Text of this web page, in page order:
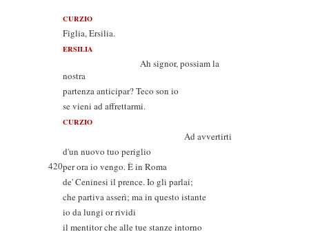
CURZIO
Figlia, Ersilia.
ERSILIA
Ah signor, possiam la
nostra
partenza anticipar? Teco son io
se vieni ad affrettarmi.
CURZIO
Ad avvertirti
d'un nuovo tuo periglio
420per ora io vengo. È in Roma
de' Ceninesi il prence. Io gli parlai;
che partiva asserì; ma in questo istante
io da lungi or rividi
il mentitor che alle tue stanze intorno